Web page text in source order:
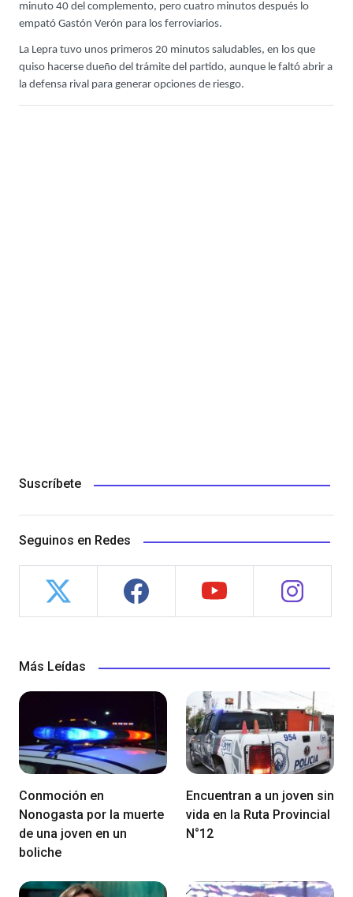
minuto 40 del complemento, pero cuatro minutos después lo
empató Gastón Verón para los ferroviarios.
La Lepra tuvo unos primeros 20 minutos saludables, en los que
quiso hacerse dueño del trámite del partido, aunque le faltó abrir a
la defensa rival para generar opciones de riesgo.
Suscríbete
Seguinos en Redes
Más Leídas
Conmoción en
Nonogasta por la muerte
de una joven en un
boliche
Encuentran a un joven sin
vida en la Ruta Provincial
N°12